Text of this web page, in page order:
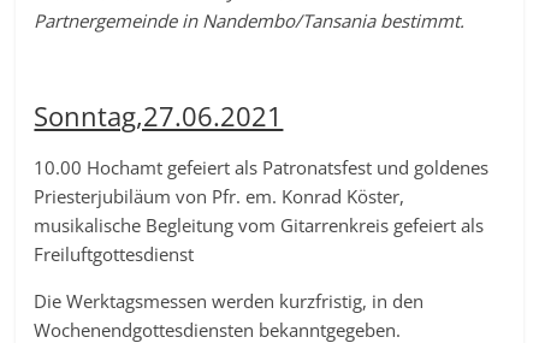
Partnergemeinde in Nandembo/Tansania bestimmt.
Sonntag,27.06.2021
10.00 Hochamt gefeiert als Patronatsfest und goldenes
Priesterjubiläum von Pfr. em. Konrad Köster,
musikalische Begleitung vom Gitarrenkreis gefeiert als
Freiluftgottesdienst
Die Werktagsmessen werden kurzfristig, in den
Wochenendgottesdiensten bekanntgegeben.